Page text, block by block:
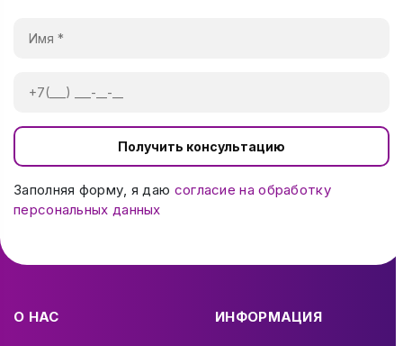
Получить консультацию
Заполняя форму, я даю согласие на обработку
персональных данных
О НАС ИНФОРМАЦИЯ